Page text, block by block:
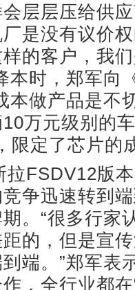
层压给供应
是没有议价
的客户，我
本时，郑军向
本做产品是不
万元级别的
限定了芯片的
FSDV12版本
争迅速转到
。“很多行家
的，但是宣
端。”郑军表
，全行业都在